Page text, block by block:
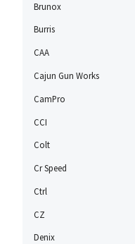
Brunox
Burris
CAA
Cajun Gun Works
CamPro
CCI
Colt
Cr Speed
Ctrl
CZ
Denix